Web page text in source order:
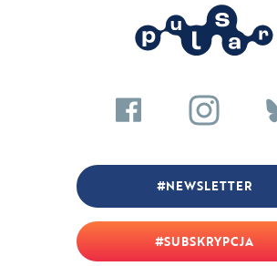
SUBSKRYPCJA
NEWSLETTER